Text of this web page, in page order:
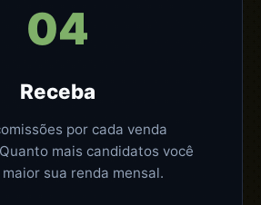
04
Receba
por cada venda
mais candidatos você
sua renda mensal.